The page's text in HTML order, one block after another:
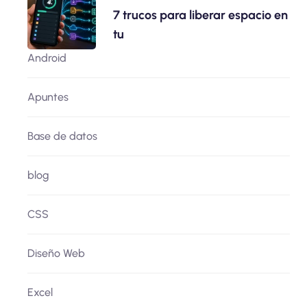
7 trucos para liberar espacio en
tu
Android
Apuntes
Base de datos
blog
CSS
Diseño Web
Excel